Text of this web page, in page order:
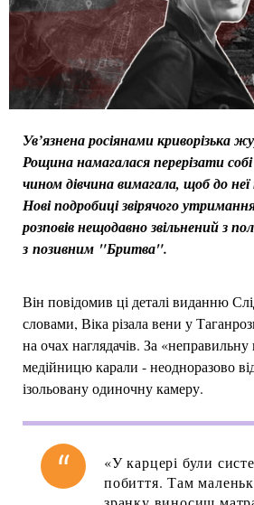
Ув’язнена росіянами криворізька
Рощина намагалася перерізати
чином дівчина вимагала, щоб до
Нові подробиці звірячого
розповів нещодавно звільнений з
з позивним "Бритва".
Він повідомив ці деталі виданню
словами, Віка різала вени у
на очах наглядачів. За «неправильну
медійницю карали - неодноразово
ізольовану одиночну камеру.
«У карцері були
побиття. Там